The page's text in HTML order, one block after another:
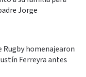
Jorge
Rugby homenajearon
Ferreyra antes